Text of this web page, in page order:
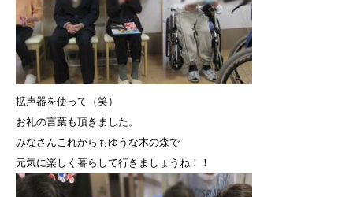
拡声器を使って（笑）
お礼の言葉も頂きました。
みなさんこれからもゆうな木の森で
元気に楽しく暮らして行きましょうね！！